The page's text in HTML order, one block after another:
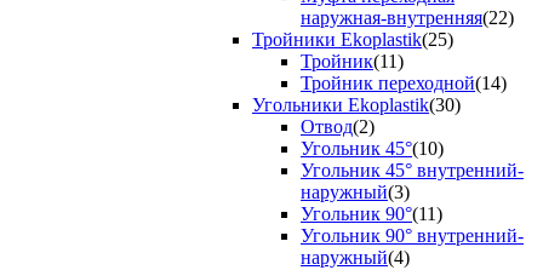
наружная-внутренняя(22)
Тройники Ekoplastik(25)
Тройник(11)
Тройник переходной(14)
Угольники Ekoplastik(30)
Отвод(2)
Угольник 45°(10)
Угольник 45° внутренний-
наружный(3)
Угольник 90°(11)
Угольник 90° внутренний-
наружный(4)